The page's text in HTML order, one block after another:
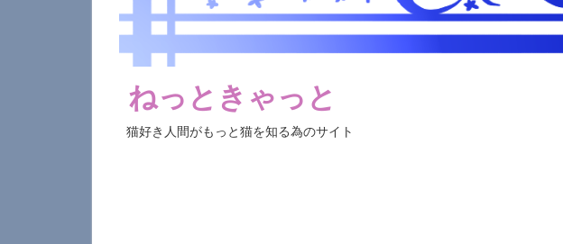
ねっときゃっと
猫好き人間がもっと猫を知る為のサイト